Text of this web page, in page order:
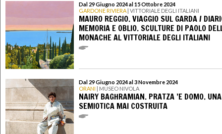
Dal 29 Giugno 2024 al 15 Ottobre 2024
GARDONE RIVIERA | VITTORIALE DEGLI ITALIANI
MAURO REGGIO. VIAGGIO SUL GARDA /
MEMORIA E OBLIO. SCULTURE DI PAOLO
MONACHE AL VITTORIALE DEGLI ITALIANI
Dal 29 Giugno 2024 al 3 Novembre 2024
ORANI | MUSEO NIVOLA
NAIRY BAGHRAMIAN. PRATZA ’E DOMO.
SEMIOTICA MAI COSTRUITA